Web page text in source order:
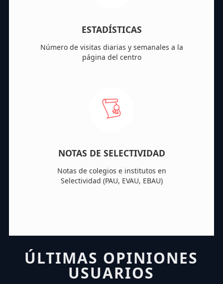
ESTADÍSTICAS
Número de visitas diarias y semanales a la
página del centro
NOTAS DE SELECTIVIDAD
Notas de colegios e institutos en
Selectividad (PAU, EVAU, EBAU)
ÚLTIMAS OPINIONES
USUARIOS